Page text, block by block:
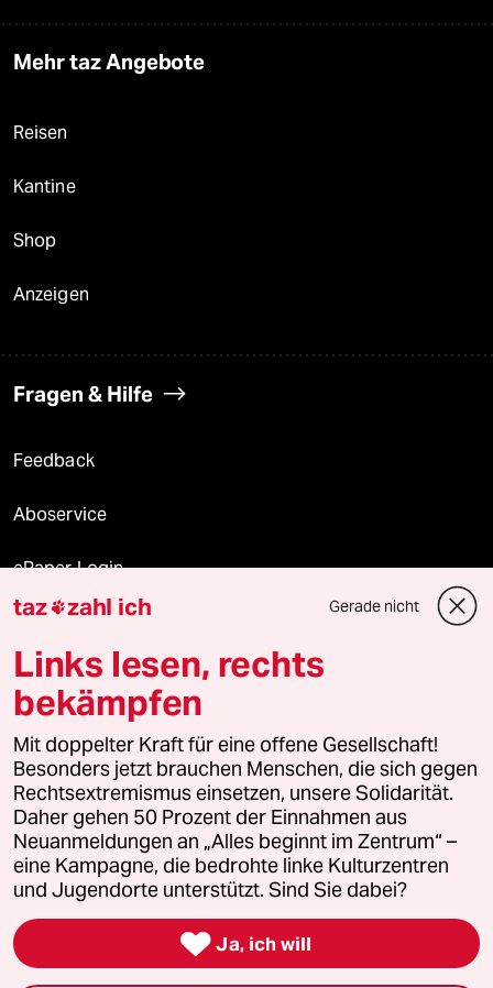
Mehr taz Angebote
Reisen
Kantine
Shop
Anzeigen
Fragen & Hilfe
Feedback
Aboservice
ePaper Login
Downloads für Abonnierende
© 2026 taz Verlags und Vertriebs GmbH
Alle Rechte vorbehalten. Bei rechtlichen Fragen oder für Genehmigungen
wenden Sie sich bitte an lizenzen@taz.de
Feedback Redaktionsstatut Kommune-Richtlinien
Leitlinie Informant Datenschutz Impressum AGB
Seitenwende Einwilligungen widerrufen (Ads)
taz zahl ich Gerade nicht
Links lesen, rechts
bekämpfen
Mit doppelter Kraft für eine offene Gesellschaft!
Besonders jetzt brauchen Menschen, die sich gegen
Rechtsextremismus einsetzen, unsere Solidarität.
Daher gehen 50 Prozent der Einnahmen aus
Neuanmeldungen an „Alles beginnt im Zentrum“ –
eine Kampagne, die bedrohte linke Kulturzentren
und Jugendorte unterstützt. Sind Sie dabei?
 Ja, ich will